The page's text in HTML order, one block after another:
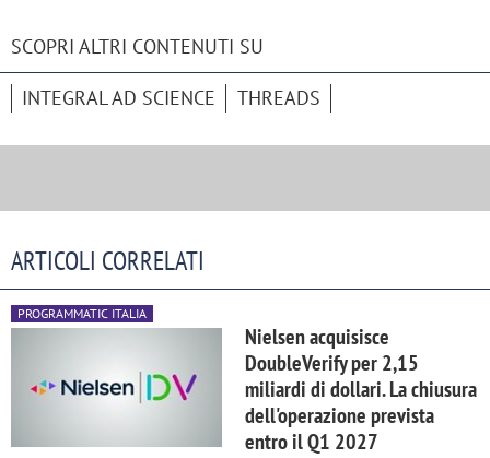
SCOPRI ALTRI CONTENUTI SU
INTEGRAL AD SCIENCE THREADS
ARTICOLI CORRELATI
PROGRAMMATIC ITALIA
Nielsen acquisisce
DoubleVerify per 2,15
miliardi di dollari. La chiusura
dell'operazione prevista
entro il Q1 2027